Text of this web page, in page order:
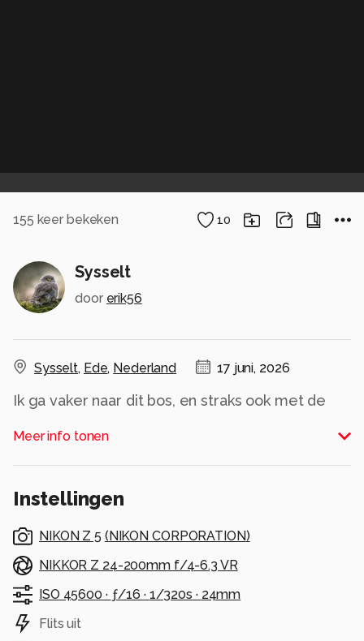
155 keer bekeken 10
Sysselt
door erik56
Sysselt, Ede, Nederland 17 juni, 2026
Ik ga vaker naar dit bos, en straks ook met de
Meer info tonen
Instellingen
NIKON Z 5 (NIKON CORPORATION)
NIKKOR Z 24-200mm f/4-6.3 VR
ISO 45600 · ƒ/16 · 1/320s · 24mm
Flits uit